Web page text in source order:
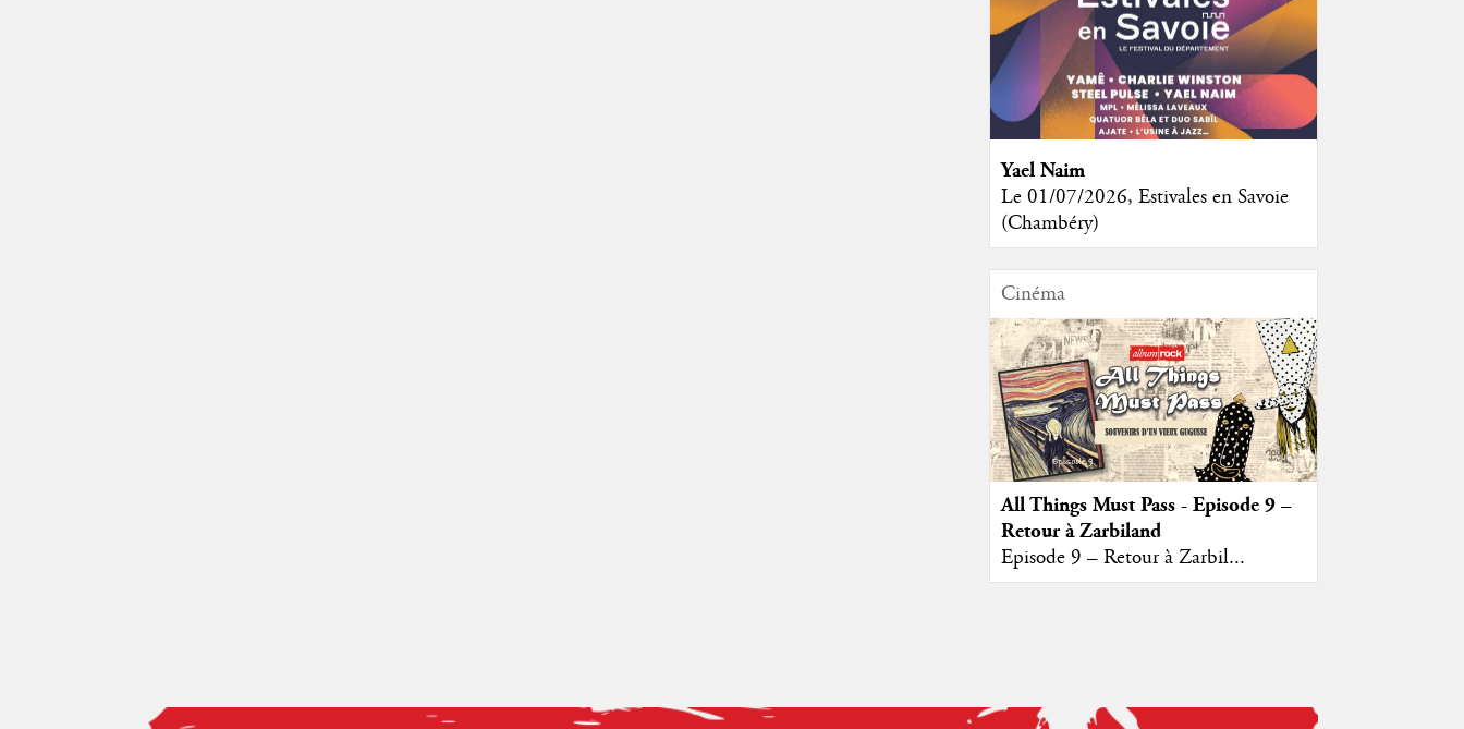
Yael Naim
Le 01/07/2026, Estivales en Savoie
(Chambéry)
Cinéma
All Things Must Pass - Episode 9 –
Retour à Zarbiland
Episode 9 – Retour à Zarbil...